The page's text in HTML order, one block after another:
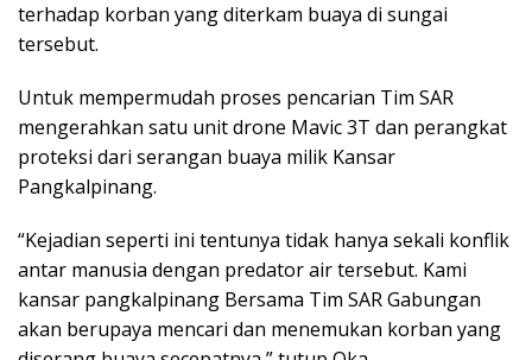
terhadap korban yang diterkam buaya di sungai
tersebut.
Untuk mempermudah proses pencarian Tim SAR
mengerahkan satu unit drone Mavic 3T dan perangkat
proteksi dari serangan buaya milik Kansar
Pangkalpinang.
“Kejadian seperti ini tentunya tidak hanya sekali konflik
antar manusia dengan predator air tersebut. Kami
kansar pangkalpinang Bersama Tim SAR Gabungan
akan berupaya mencari dan menemukan korban yang